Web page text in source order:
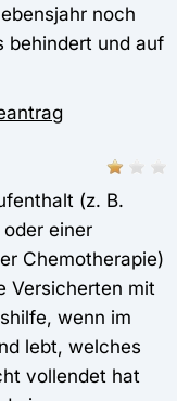
noch
behindert und auf
(z. B.
einer
Chemotherapie)
Versicherten mit
wenn im
lebt, welches
vollendet hat